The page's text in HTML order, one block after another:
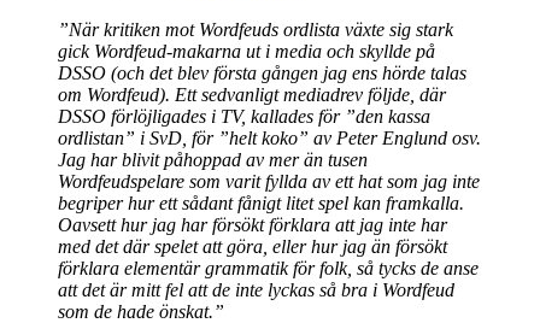
”När kritiken mot Wordfeuds ordlista växte sig stark
gick Wordfeud-makarna ut i media och skyllde på
DSSO (och det blev första gången jag ens hörde talas
om Wordfeud). Ett sedvanligt mediadrev följde, där
DSSO förlöjligades i TV, kallades för ”den kassa
ordlistan” i SvD, för ”helt koko” av Peter Englund osv.
Jag har blivit påhoppad av mer än tusen
Wordfeudspelare som varit fyllda av ett hat som jag inte
begriper hur ett sådant fånigt litet spel kan framkalla.
Oavsett hur jag har försökt förklara att jag inte har
med det där spelet att göra, eller hur jag än försökt
förklara elementär grammatik för folk, så tycks de anse
att det är mitt fel att de inte lyckas så bra i Wordfeud
som de hade önskat.”